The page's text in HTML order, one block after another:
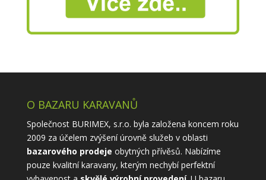
O BAZARU KARAVANŮ
Společnost BURIMEX, s.r.o. byla založena koncem roku
2009 za účelem zvýšení úrovně služeb v oblasti
bazarového prodeje obytných přívěsů. Nabízíme
pouze kvalitní karavany, kterým nechybí perfektní